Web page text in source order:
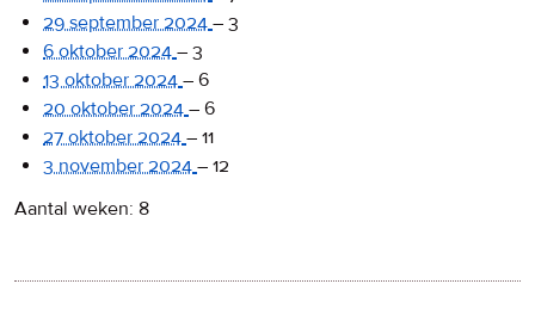
29 september 2024 – 3
6 oktober 2024 – 3
13 oktober 2024 – 6
20 oktober 2024 – 6
27 oktober 2024 – 11
3 november 2024 – 12
Aantal weken: 8